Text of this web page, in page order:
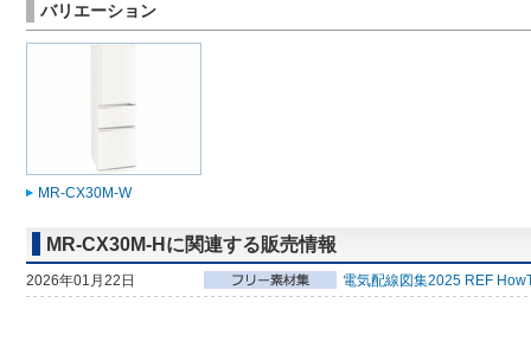
バリエーション
MR-CX30M-W
MR-CX30M-Hに関連する販売情報
2026年01月22日 電気配線図集2025 REF